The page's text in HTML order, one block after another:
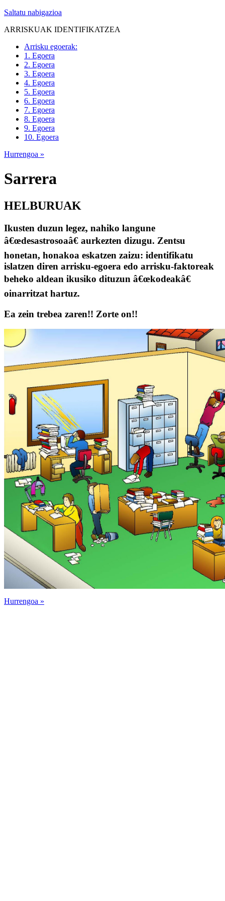
Saltatu nabigazioa
ARRISKUAK IDENTIFIKATZEA
Arrisku egoerak:
1. Egoera
2. Egoera
3. Egoera
4. Egoera
5. Egoera
6. Egoera
7. Egoera
8. Egoera
9. Egoera
10. Egoera
Hurrengoa »
Sarrera
HELBURUAK
Ikusten duzun legez, nahiko langune
â€œdesastrosoaâ€ aurkezten dizugu. Zentsu
honetan, honakoa eskatzen zaizu: identifikatu
islatzen diren arrisku-egoera edo arrisku-faktoreak
beheko aldean ikusiko dituzun â€œkodeakâ€
oinarritzat hartuz.
Ea zein trebea zaren!! Zorte on!!
Hurrengoa »